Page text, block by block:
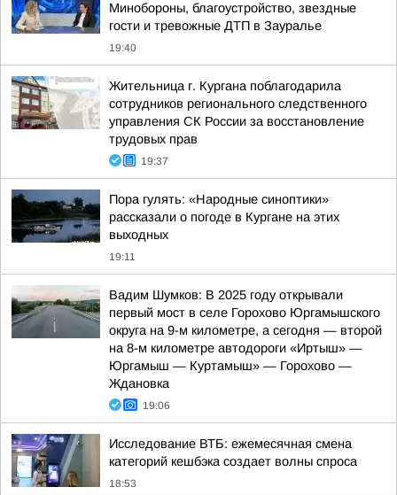
Минобороны, благоустройство, звездные
гости и тревожные ДТП в Зауралье
19:40
Жительница г. Кургана поблагодарила
сотрудников регионального следственного
управления СК России за восстановление
трудовых прав
19:37
Пора гулять: «Народные синоптики»
рассказали о погоде в Кургане на этих
выходных
19:11
Вадим Шумков: В 2025 году открывали
первый мост в селе Горохово Юргамышского
округа на 9-м километре, а сегодня — второй
на 8-м километре автодороги «Иртыш» —
Юргамыш — Куртамыш» — Горохово —
Ждановка
19:06
Исследование ВТБ: ежемесячная смена
категорий кешбэка создает волны спроса
18:53